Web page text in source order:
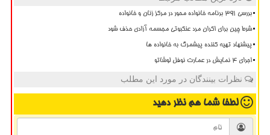
بررسی ۳۹۱ برنامه خانواده محور در مرکز زنان و خانواده
شرط چین برای اکران مرد عنکبوتی مجسمه آزادی حذف شود
پیشنهاد تهیه کننده پیشمرگ به خانواده ها
اجرای ۴ نمایش در عمارت نوفل لوشاتو
نظرات بینندگان در مورد این مطلب
لطفا شما همنظر دهید